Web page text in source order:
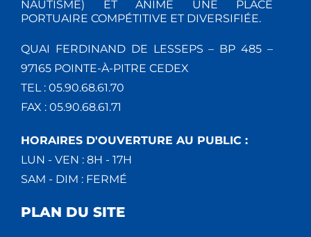
NAUTISME) ET ANIME UNE PLACE
PORTUAIRE COMPÉTITIVE ET DIVERSIFIÉE.
QUAI FERDINAND DE LESSEPS – BP 485 –
97165 POINTE-À-PITRE CEDEX
TEL : 05.90.68.61.70
FAX : 05.90.68.61.71
HORAIRES D'OUVERTURE AU PUBLIC :
LUN - VEN : 8H - 17H
SAM - DIM : FERMÉ
PLAN DU SITE